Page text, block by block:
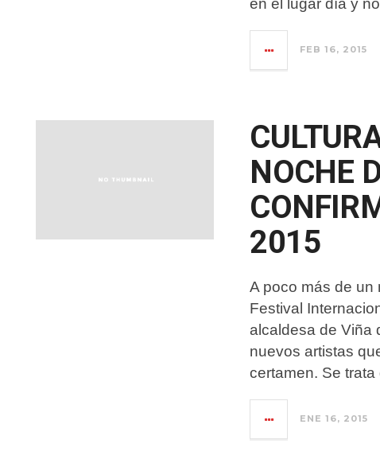
en el lugar día y
FEB 16, 2015
NOCHE
2015
A poco más de un
Festival
alcaldesa de Viña
nuevos artistas
certamen. Se trata
ENE 16, 2015